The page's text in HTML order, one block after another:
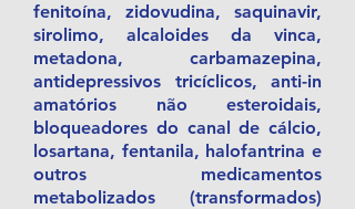
fenitoína, zidovudina, saquinavir,
sirolimo, alcaloides da vinca,
metadona, carbamazepina,
antidepressivos tricíclicos, anti-in
amatórios não esteroidais,
bloqueadores do canal de cálcio,
losartana, fentanila, halofantrina e
outros medicamentos
metabolizados (transformados)